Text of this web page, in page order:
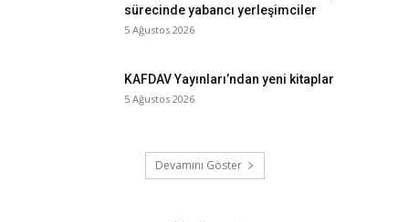
sürecinde yabancı yerleşimciler
5 Ağustos 2026
KAFDAV Yayınları’ndan yeni kitaplar
5 Ağustos 2026
Devamını Göster